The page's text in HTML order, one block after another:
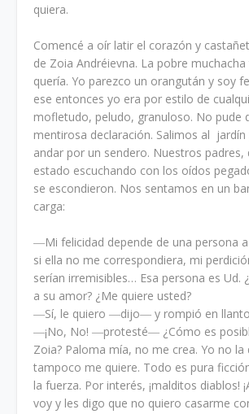
quiera.
Comencé a oír latir el corazón y
de Zoia Andréievna. La pobre
quería. Yo parezco un orangután y soy
ese entonces yo era por estilo de
mofletudo, peludo, granuloso. No pude
mentirosa declaración. Salimos al jardín
andar por un sendero. Nuestros padres,
estado escuchando con los oídos
se escondieron. Nos sentamos en un
carga:
―Mi felicidad depende de una persona
si ella no me correspondiera, mi
serían irremisibles… Esa persona es Ud.
a su amor? ¿Me quiere usted?
―Sí, le quiero ―dijo― y rompió en
―¡No, No! ―protesté― ¿Cómo es
Zoia? Paloma mía, no me crea. Yo no la
tampoco me quiere. Todo es pura
la fuerza. Por interés, ¡malditos diablos!
voy y les digo que no quiero casarme